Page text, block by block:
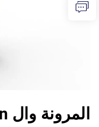
المرونة وال personalization نهائية